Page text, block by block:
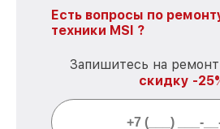
Есть вопросы по
техники MSI ?
Запишитесь на
скидку -